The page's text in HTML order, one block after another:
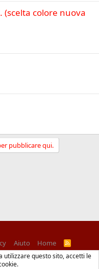
colore nuova
pubblicare qui.
Aiuto Home
R
S
S
XenForo Ltd.
utilizzare questo sito, accetti le